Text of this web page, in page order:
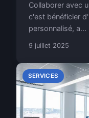
Collaborer avec
c'est bénéficier
personnalisé, a...
9 juillet 2025
SERVICES